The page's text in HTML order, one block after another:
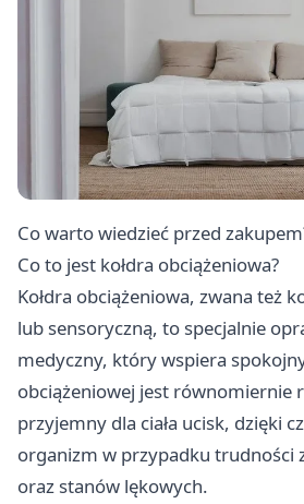
Co warto wiedzieć przed
Co to jest kołdra obciążeniowa?
Kołdra obciążeniowa, zwana też
lub sensoryczną, to specjalnie
medyczny, który wspiera
obciążeniowej jest równomiernie
przyjemny dla ciała ucisk, dzięki
organizm w przypadku trudności
oraz stanów lękowych.